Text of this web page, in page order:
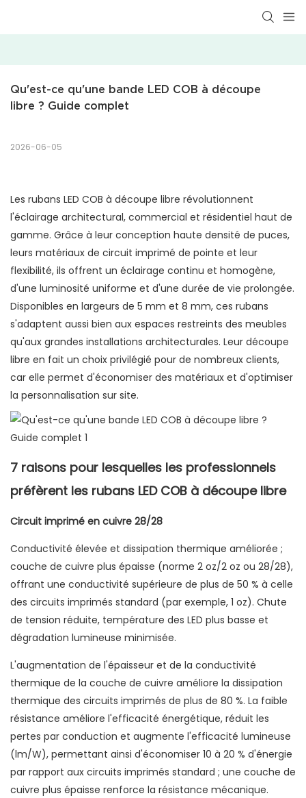
Qu'est-ce qu'une bande LED COB à découpe
libre ? Guide complet
2026-06-05
Les rubans LED COB à découpe libre révolutionnent
l'éclairage architectural, commercial et résidentiel haut de
gamme. Grâce à leur conception haute densité de puces,
leurs matériaux de circuit imprimé de pointe et leur
flexibilité, ils offrent un éclairage continu et homogène,
d'une luminosité uniforme et d'une durée de vie prolongée.
Disponibles en largeurs de 5 mm et 8 mm, ces rubans
s'adaptent aussi bien aux espaces restreints des meubles
qu'aux grandes installations architecturales. Leur découpe
libre en fait un choix privilégié pour de nombreux clients,
car elle permet d'économiser des matériaux et d'optimiser
la personnalisation sur site.
7 raisons pour lesquelles les professionnels
préfèrent les rubans LED COB à découpe libre
Circuit imprimé en cuivre 28/28
Conductivité élevée et dissipation thermique améliorée ;
couche de cuivre plus épaisse (norme 2 oz/2 oz ou 28/28),
offrant une conductivité supérieure de plus de 50 % à celle
des circuits imprimés standard (par exemple, 1 oz). Chute
de tension réduite, température des LED plus basse et
dégradation lumineuse minimisée.
L'augmentation de l'épaisseur et de la conductivité
thermique de la couche de cuivre améliore la dissipation
thermique des circuits imprimés de plus de 80 %. La faible
résistance améliore l'efficacité énergétique, réduit les
pertes par conduction et augmente l'efficacité lumineuse
(lm/W), permettant ainsi d'économiser 10 à 20 % d'énergie
par rapport aux circuits imprimés standard ; une couche de
cuivre plus épaisse renforce la résistance mécanique.